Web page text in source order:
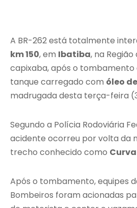
A BR-262 está totalmente
km 150, em Ibatiba, na
capixaba, após o
tanque carregado com óleo
madrugada desta terça-feira
Segundo a Polícia Rodoviária
acidente ocorreu por volta da
trecho conhecido como
Após o tombamento, equipes
Bombeiros foram acionadas